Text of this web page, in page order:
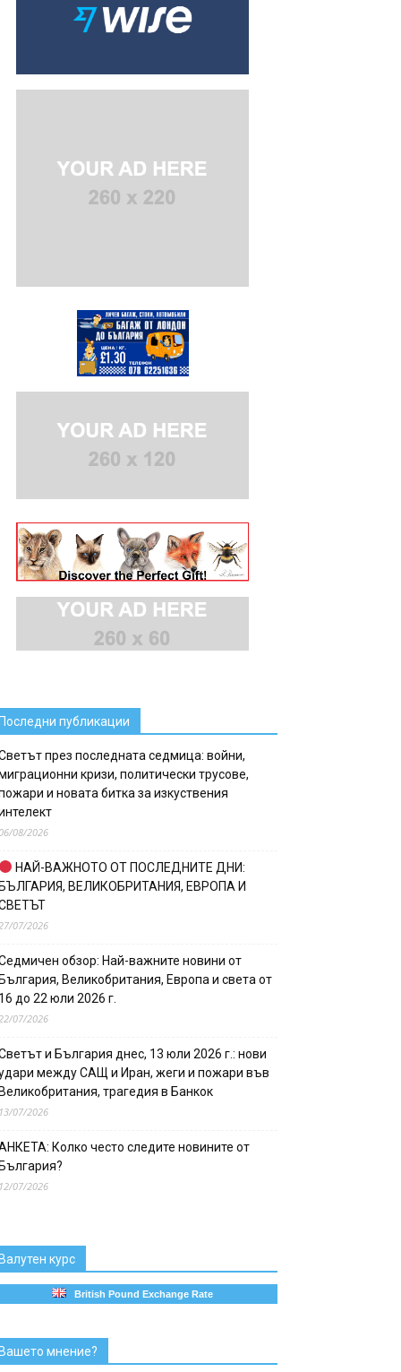
публикации
през последната седмица: войни,
кризи, политически трусове,
и новата битка за изкуствения
08/2026
НАЙ-ВАЖНОТО ОТ ПОСЛЕДНИТЕ ДНИ:
ВЕЛИКОБРИТАНИЯ, ЕВРОПА И
07/2026
обзор: Най-важните новини от
Великобритания, Европа и света от
до 22 юли 2026 г.
07/2026
и България днес, 13 юли 2026 г.: нови
между САЩ и Иран, жеги и пожари във
трагедия в Банкок
07/2026
Колко често следите новините от
07/2026
курс
British Pound Exchange Rate
мнение?